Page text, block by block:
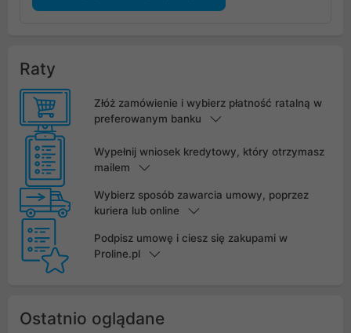
Raty
Złóż zamówienie i wybierz płatność ratalną w
preferowanym banku
Wypełnij wniosek kredytowy, który otrzymasz
mailem
Wybierz sposób zawarcia umowy, poprzez
kuriera lub online
Podpisz umowę i ciesz się zakupami w
Proline.pl
Ostatnio oglądane